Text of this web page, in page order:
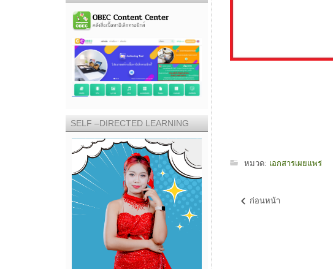
SELF –DIRECTED LEARNING
หมวด: เอกสารเผยแพร่
ก่อนหน้า